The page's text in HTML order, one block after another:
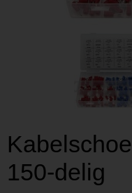
150-delig